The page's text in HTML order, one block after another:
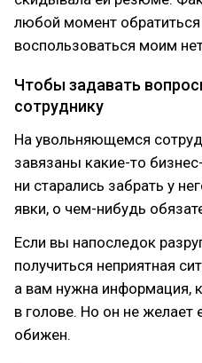
любой момент
воспользоваться моим
Чтобы задавать
сотруднику
На увольняющемся
завязаны какие-то
ни старались забрать у
явки, о чем-нибудь
Если вы напоследок
получиться неприятная
а вам нужна информация,
в голове. Но он не желает
обижен.